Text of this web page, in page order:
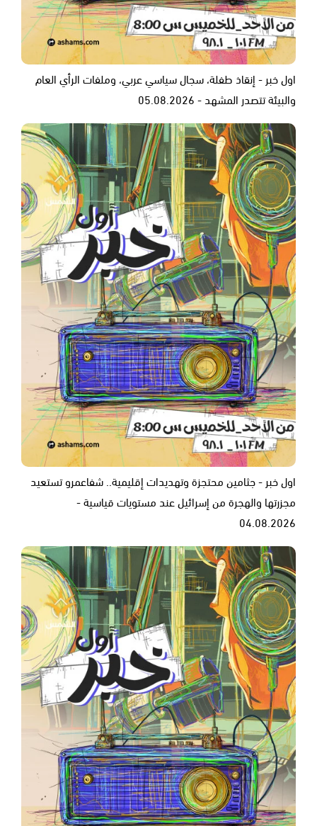
اول خبر - إنقاذ طفلة، سجال سياسي عربي، وملفات الرأي العام
والبيئة تتصدر المشهد - 05.08.2026
اول خبر - جثامين محتجزة وتهديدات إقليمية.. شفاعمرو تستعيد
مجزرتها والهجرة من إسرائيل عند مستويات قياسية -
04.08.2026